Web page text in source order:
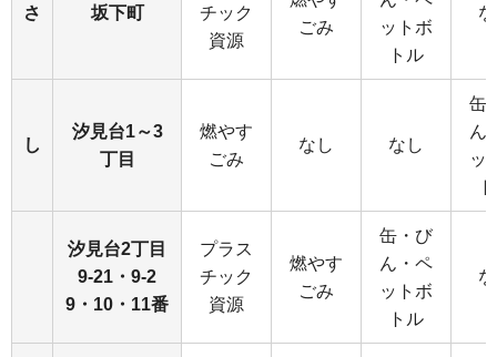
さ 坂下町
チック
資源
ごみ
ットボ
トル
し
汐見台1～3
丁目
燃やす
ごみ
なし なし
缶
ん
ッ
汐見台2丁目
9-21・9-2
9・10・11番
プラス
チック
資源
燃やす
ごみ
缶・び
ん・ペ
ットボ
トル